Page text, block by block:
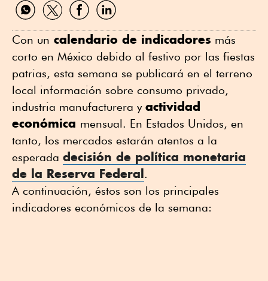
por
por
por
por
Con un calendario de indicadores más
corto en México debido al festivo por las fiestas
patrias, esta semana se publicará en el terreno
local información sobre consumo privado,
industria manufacturera y actividad
económica mensual. En Estados Unidos, en
tanto, los mercados estarán atentos a la
esperada decisión de política monetaria
de la Reserva Federal.
A continuación, éstos son los principales
indicadores económicos de la semana: